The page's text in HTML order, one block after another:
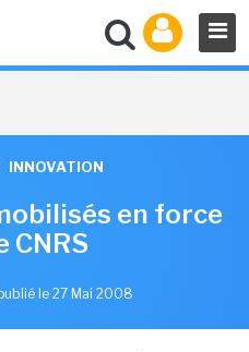
INNOVATION
en force
CNRS
le 27 Mai 2008